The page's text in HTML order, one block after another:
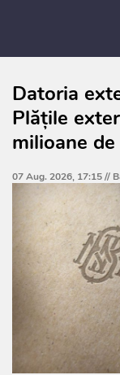
Datoria
Plățile
milioane
07 Aug. 2026, 17:15 //